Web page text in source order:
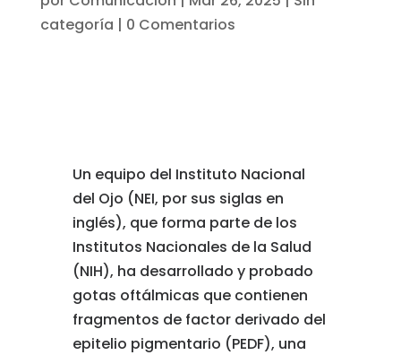
categoría | 0 Comentarios
Un equipo del Instituto Nacional
del Ojo (NEI, por sus siglas en
inglés), que forma parte de los
Institutos Nacionales de la Salud
(NIH), ha desarrollado y probado
gotas oftálmicas que contienen
fragmentos de factor derivado del
epitelio pigmentario (PEDF), una